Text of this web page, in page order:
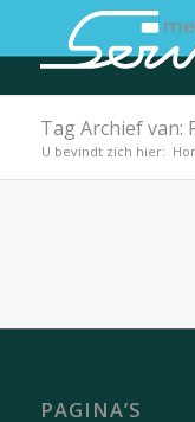
Tag Archief van:
U bevindt zich hier:
PAGINA’S